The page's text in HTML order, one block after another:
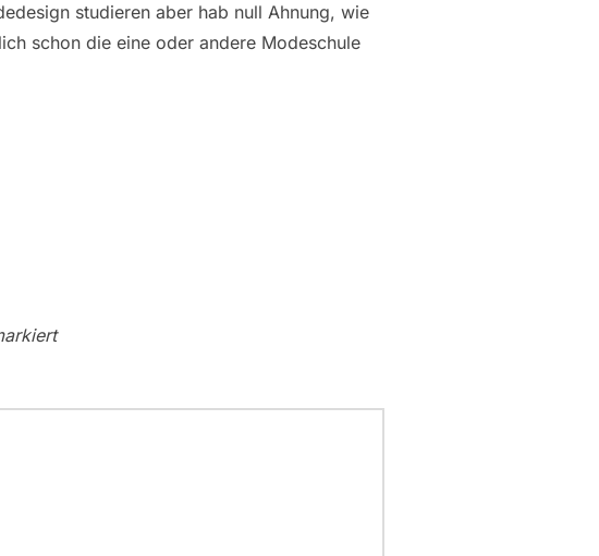
studieren aber hab null Ahnung, wie
schon die eine oder andere Modeschule